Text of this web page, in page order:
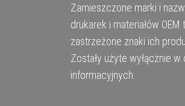
Zamieszczone marki i
drukarek i materiałów OEM
zastrzeżone znaki ich
Zostały użyte wyłącznie w
informacyjnych.